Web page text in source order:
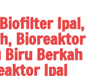
Ipal,
Bioreaktor
Biru Berkah
Ipal